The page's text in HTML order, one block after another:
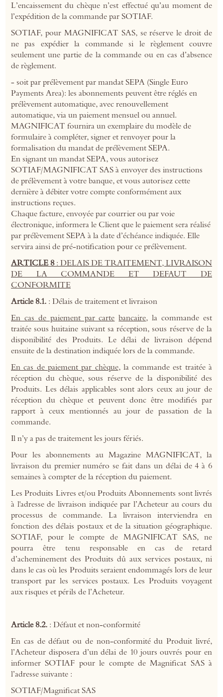
L’encaissement du chèque n’est effectué qu’au moment de
l’expédition de la commande par SOTIAF.
SOTIAF, pour MAGNIFICAT SAS, se réserve le droit de
ne pas expédier la commande si le règlement couvre
seulement une partie de la commande ou en cas d’absence
de règlement.
- soit par prélèvement par mandat SEPA (Single Euro
Payments Area): les abonnements peuvent être réglés en
prélèvement automatique, avec renouvellement
automatique, via un paiement mensuel ou annuel.
MAGNIFICAT fournira un exemplaire du modèle de
formulaire à compléter, signer et renvoyer pour la
formalisation du mandat de prélèvement SEPA.
En signant un mandat SEPA, vous autorisez
SOTIAF/MAGNIFICAT SAS à envoyer des instructions
de prélèvement à votre banque, et vous autorisez cette
dernière à débiter votre compte conformément aux
instructions reçues.
Chaque facture, envoyée par courrier ou par voie
électronique, informera le Client que le paiement sera réalisé
par prélèvement SEPA à la date d’échéance indiquée. Elle
servira ainsi de pré-notification pour ce prélèvement.
ARTICLE 8: DELAIS DE TRAITEMENT, LIVRAISON
DE LA COMMANDE ET DEFAUT DE
CONFORMITE
Article 8.1. : Délais de traitement et livraison
En cas de paiement par carte bancaire, la commande est
traitée sous huitaine suivant sa réception, sous réserve de la
disponibilité des Produits. Le délai de livraison dépend
ensuite de la destination indiquée lors de la commande.
En cas de paiement par chèque, la commande est traitée à
réception du chèque, sous réserve de la disponibilité des
Produits. Les délais applicables sont alors ceux au jour de
réception du chèque et peuvent donc être modifiés par
rapport à ceux mentionnés au jour de passation de la
commande.
Il n’y a pas de traitement les jours fériés.
Pour les abonnements au Magazine MAGNIFICAT, la
livraison du premier numéro se fait dans un délai de 4 à 6
semaines à compter de la réception du paiement.
Les Produits Livres et/ou Produits Abonnements sont livrés
à l'adresse de livraison indiquée par l’Acheteur au cours du
processus de commande. La livraison interviendra en
fonction des délais postaux et de la situation géographique.
SOTIAF, pour le compte de MAGNIFICAT SAS, ne
pourra être tenu responsable en cas de retard
d’acheminement des Produits dû aux services postaux, ni
dans le cas où les Produits seraient endommagés lors de leur
transport par les services postaux. Les Produits voyagent
aux risques et périls de l’Acheteur.
Article 8.2. : Défaut et non-conformité
En cas de défaut ou de non-conformité du Produit livré,
l’Acheteur disposera d’un délai de 10 jours ouvrés pour en
informer SOTIAF pour le compte de Magnificat SAS à
l’adresse suivante :
SOTIAF/Magnificat SAS